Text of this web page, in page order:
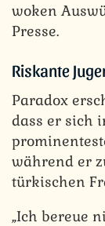
woken
Presse.
Riskante
Paradox
dass er sich
während er
türkischen
„Ich bereue